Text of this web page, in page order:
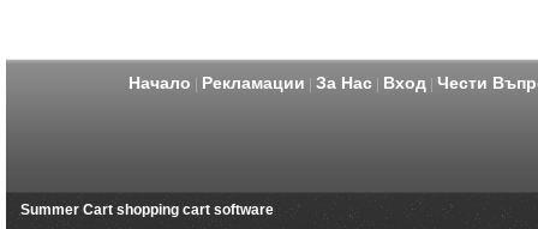
Начало Рекламации За Нас| Вход| Чести
Summer Cart shopping cart software